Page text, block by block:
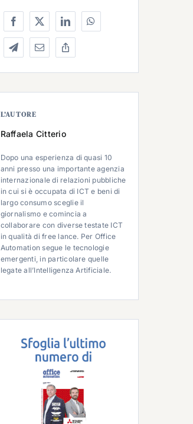
L’AUTORE
Raffaela Citterio
Dopo una esperienza di quasi 10
anni presso una importante agenzia
internazionale di relazioni pubbliche
in cui si è occupata di ICT e beni di
largo consumo sceglie il
giornalismo e comincia a
collaborare con diverse testate ICT
in qualità di free lance. Per Office
Automation segue le tecnologie
emergenti, in particolare quelle
legate all’Intelligenza Artificiale.